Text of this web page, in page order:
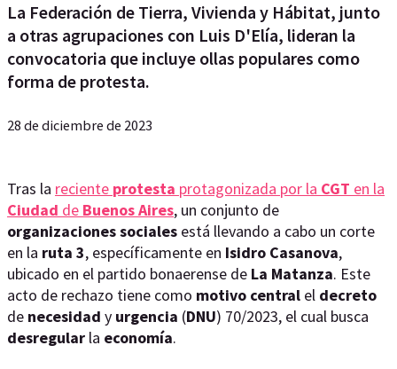
La Federación de Tierra, Vivienda y Hábitat, junto
a otras agrupaciones con Luis D'Elía, lideran la
convocatoria que incluye ollas populares como
forma de protesta.
28 de diciembre de 2023
Tras la reciente protesta protagonizada por la CGT en la
Ciudad de BuenosAires, un conjunto de
organizacionessociales está llevando a cabo un corte
en la ruta 3, específicamente en Isidro Casanova,
ubicado en el partido bonaerense de La Matanza. Este
acto de rechazo tiene como motivo central el decreto
de necesidad y urgencia (DNU) 70/2023, el cual busca
desregular la economía.